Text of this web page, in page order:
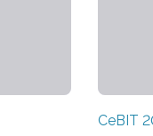
CeBIT